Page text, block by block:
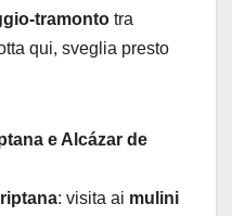
tramonto tra
qui, sveglia presto
e Alcázar de
: visita ai mulini